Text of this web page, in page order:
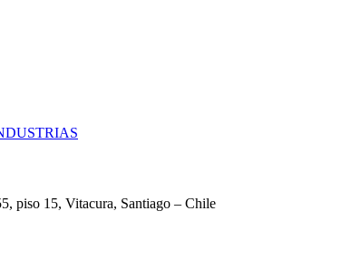
piso 15, Vitacura, Santiago – Chile